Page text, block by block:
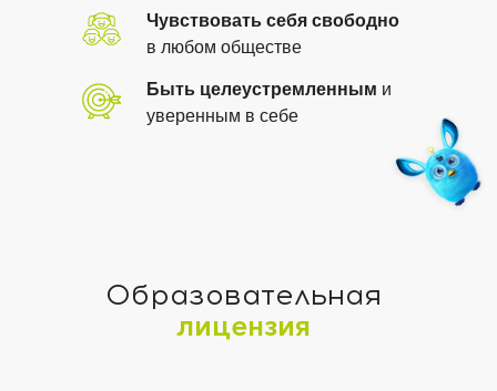
Чувствовать себя свободно
в любом обществе
Быть целеустремленным и
уверенным в себе
Образовательная
лицензия